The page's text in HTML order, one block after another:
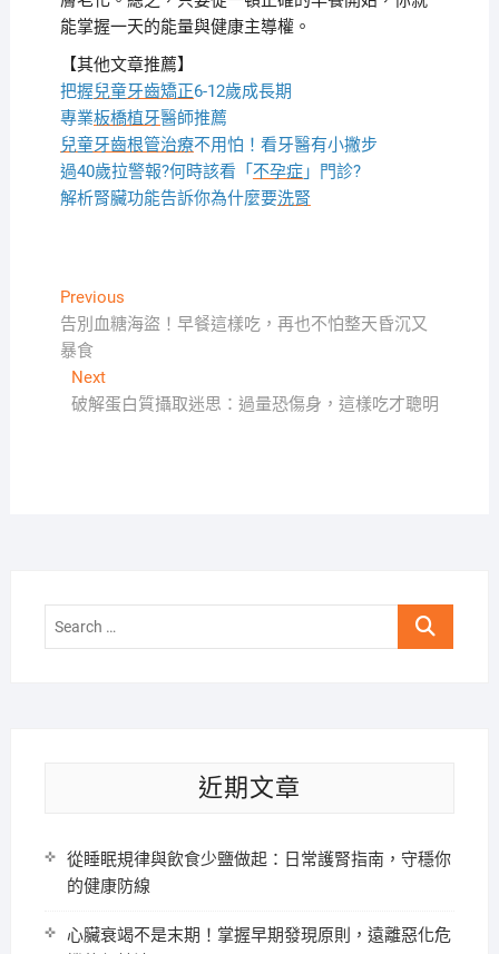
能掌握一天的能量與健康主導權。
【其他文章推薦】
把握兒童牙齒矯正6-12歲成長期
專業板橋植牙醫師推薦
兒童牙齒根管治療不用怕！看牙醫有小撇步
過40歲拉警報?何時該看「 不孕症」門診?
解析腎臟功能告訴你為什麼要洗腎
文
章
導
覽
PreviousPrevious
post:
告別血糖海盜！早餐這樣吃，再也不怕整天昏沉又
暴食
NextNext
post:
破解蛋白質攝取迷思：過量恐傷身，這樣吃才聰明
Search
近期文章
從睡眠規律與飲食少鹽做起：日常護腎指南，守穩你
的健康防線
心臟衰竭不是末期！掌握早期發現原則，遠離惡化危